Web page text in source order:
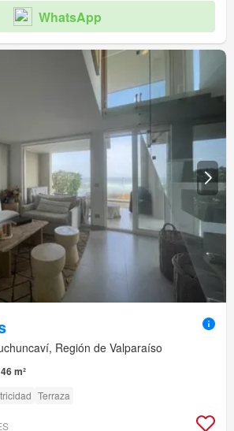
WhatsApp
Región de Valparaíso
m²
Terraza